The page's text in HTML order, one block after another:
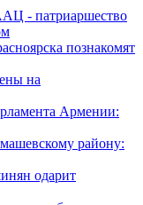
- патриаршество
познакомят
на
Армении:
району:
одарит